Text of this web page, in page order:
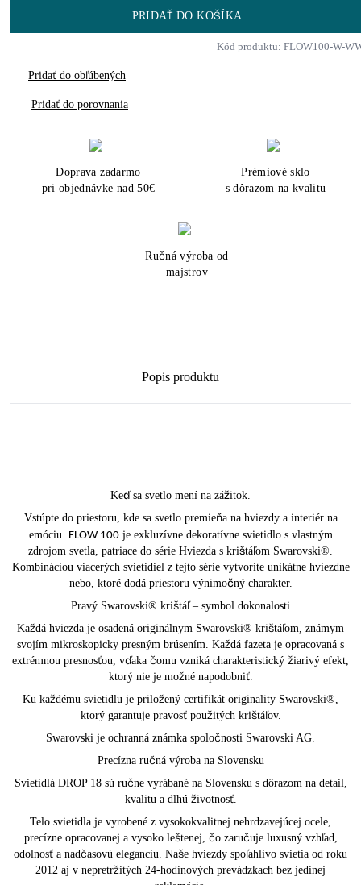
PRIDAŤ DO KOŠÍKA
Kód produktu: FLOW100-W-
Pridať do obľúbených
Pridať do porovnania
Doprava zadarmo
pri objednávke nad 50€
Prémiové sklo
s dôrazom na kvalitu
Ručná výroba od
majstrov
Popis produktu
Keď sa svetlo mení na zážitok.
Vstúpte do priestoru, kde sa svetlo premieňa na hviezdy a interiér na
emóciu. FLOW 100je exkluzívne dekoratívne svietidlo s vlastným
zdrojom svetla, patriace do série Hviezda s krištáľom Swarovski®.
Kombináciou viacerých svietidiel z tejto série vytvoríte unikátne hviezdne
nebo, ktoré dodá priestoru výnimočný charakter.
Pravý Swarovski® krištáľ – symbol dokonalosti
Každá hviezda je osadená originálnym Swarovski® krištáľom, známym
svojím mikroskopicky presným brúsením. Každá fazeta je opracovaná s
extrémnou presnosťou, vďaka čomu vzniká charakteristický žiarivý efekt,
ktorý nie je možné napodobniť.
Ku každému svietidlu je priložený certifikát originality Swarovski®,
ktorý garantuje pravosť použitých krištáľov.
Swarovski je ochranná známka spoločnosti Swarovski AG.
Precízna ručná výroba na Slovensku
Svietidlá DROP 18 sú ručne vyrábané na Slovensku s dôrazom na detail,
kvalitu a dlhú životnosť.
Telo svietidla je vyrobené z vysokokvalitnej nehrdzavejúcej ocele,
precízne opracovanej a vysoko leštenej, čo zaručuje luxusný vzhľad,
odolnosť a nadčasovú eleganciu. Naše hviezdy spoľahlivo svietia od roku
2012 aj v nepretržitých 24-hodinových prevádzkach bez jedinej